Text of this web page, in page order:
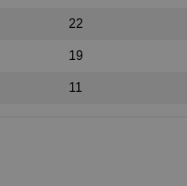
22
19
11